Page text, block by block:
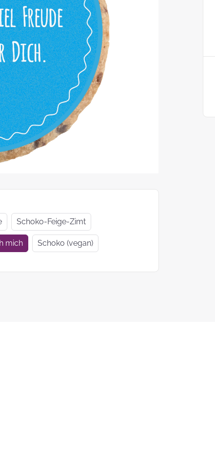
Sind Plätzchen
KEKSE?
Leckere
struggle is real: Unsere
Geschenkideen
zur Einschulung
Schoko-Feige-Zimt
mich Schoko (vegan)